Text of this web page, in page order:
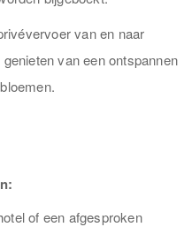
van en naar
van een ontspannen
of een afgesproken